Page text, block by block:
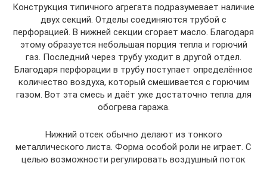
Конструкция типичного агрегата подразумевает наличие
двух секций. Отделы соединяются трубой с
перфорацией. В нижней секции сгорает масло. Благодаря
этому образуется небольшая порция тепла и горючий
газ. Последний через трубу уходит в другой отдел.
Благодаря перфорации в трубу поступает определённое
количество воздуха, который смешивается с горючим
газом. Вот эта смесь и даёт уже достаточно тепла для
обогрева гаража.
Нижний отсек обычно делают из тонкого
металлического листа. Форма особой роли не играет. С
целью возможности регулировать воздушный поток